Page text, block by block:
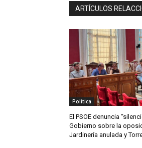
ARTÍCULOS
Política
El PSOE denuncia
Gobierno sobre la
Jardinería anulada y